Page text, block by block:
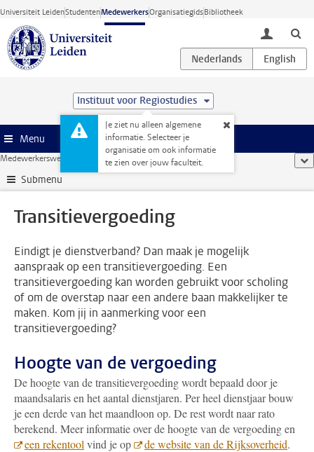
Ga direct naar de inhoud
Universiteit LeidenStudentenMedewerkersOrganisatiegidsBibliotheek
toggle
Instituut voor Regiostudies
Je ziet nu alleen algemene
informatie. Selecteer je
organisatie om ook informatie
te zien over jouw faculteit.
Menu
Medewerkerswebsite Transitievergoeding
Submenu
Transitievergoeding
Eindigt je dienstverband? Dan maak je mogelijk
aanspraak op een transitievergoeding. Een
transitievergoeding kan worden gebruikt voor scholing
of om de overstap naar een andere baan makkelijker te
maken. Kom jij in aanmerking voor een
transitievergoeding?
Hoogte van de vergoeding
De hoogte van de transitievergoeding wordt bepaald door je
maandsalaris en het aantal dienstjaren. Per heel dienstjaar bouw
je een derde van het maandloon op. De rest wordt naar rato
berekend. Meer informatie over de hoogte van de vergoeding en
een rekentool vind je op de website van de Rijksoverheid.